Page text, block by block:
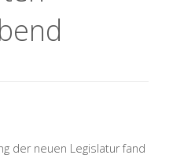
der neuen Legislatur fand